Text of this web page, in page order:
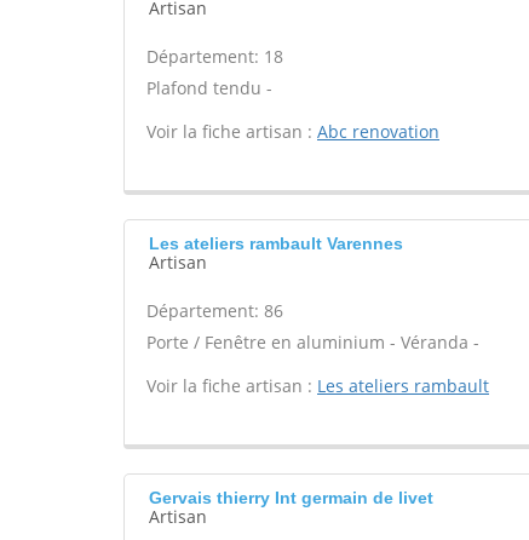
Artisan
Département: 18
Plafond tendu -
Voir la fiche artisan : Abc renovation
Les ateliers rambault Varennes
Artisan
Département: 86
Porte / Fenêtre en aluminium - Véranda -
Voir la fiche artisan : Les ateliers rambault
Gervais thierry Int germain de livet
Artisan